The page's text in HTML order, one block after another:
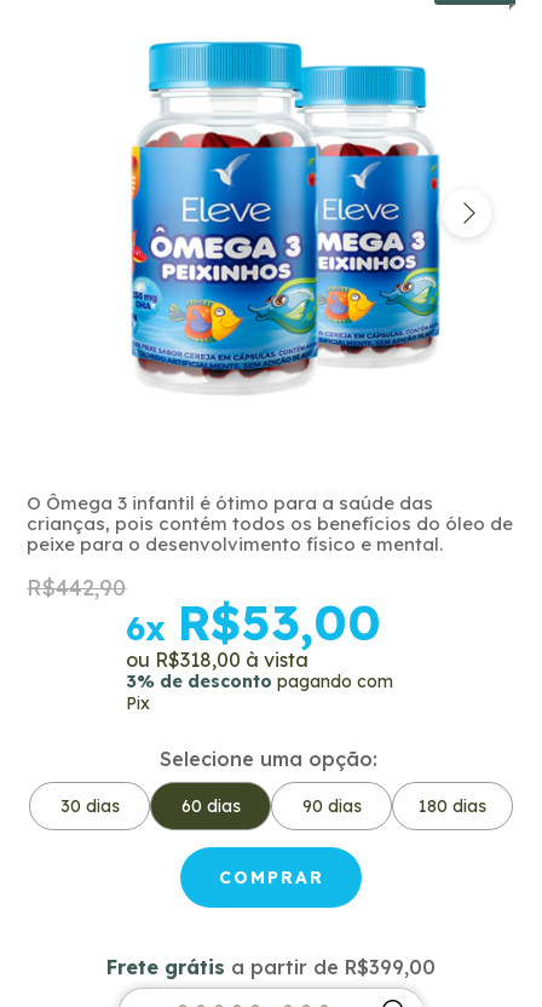
O Ômega 3 infantil é ótimo para a saúde das
crianças, pois contém todos os benefícios do óleo de
peixe para o desenvolvimento físico e mental.
R$442,90
6x R$53,00
3% de desconto pagando com
Pix
R$318,00
Selecione uma opção:
30 dias 60 dias 90 dias 180 dias
Frete grátis R$399,00
Frete grátis a partir de R$399,00